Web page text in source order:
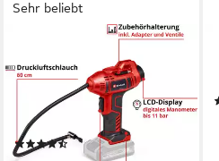
Sehr beliebt
Akku-Handkompressor CE-
CC 18 Li-Solo, max. 11 bar,
Set, 5-tlg., Inklusive 3-teiligem
Adapter-Set, ohne Akku, ohne
Ladegerät
(52)